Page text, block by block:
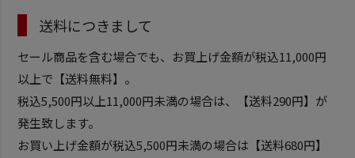
送料につきまして
セール商品を含む場合でも、お買上げ金額が税込11,000円
以上で【送料無料】。
税込5,500円以上11,000円未満の場合は、【送料290円】が
発生致します。
お買い上げ金額が税込5,500円未満の場合は【送料680円】